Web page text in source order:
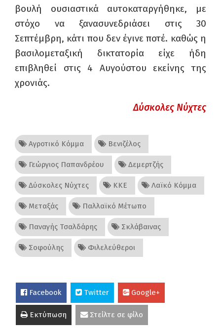
βουλή ουσιαστικά αυτοκαταργήθηκε, με
στόχο να ξανασυνεδριάσει στις 30
Σεπτέμβρη, κάτι που δεν έγινε ποτέ. καθώς η
βασιλομεταξική δικτατορία είχε ήδη
επιβληθεί στις 4 Αυγούστου εκείνης της
χρονιάς.
Δύσκολες Νύχτες
Αγροτικό Κόμμα Βενιζέλος
Γεώργιος Παπανδρέου Δεμερτζής
Δύσκολες Νύχτες ΚΚΕ Λαϊκό Κόμμα
Μεταξάς Παλλαϊκό Μέτωπο
Παναγής Τσαλδάρης Σκλάβαινας
Σοφούλης Φιλελεύθεροι
Facebook Twitter Google+
Εκτύπωση Στείλτε σε φίλο